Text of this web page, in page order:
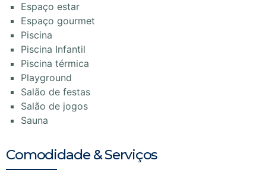
Espaço estar
Espaço gourmet
Piscina
Piscina Infantil
Piscina térmica
Playground
Salão de festas
Salão de jogos
Sauna
Comodidade & Serviços